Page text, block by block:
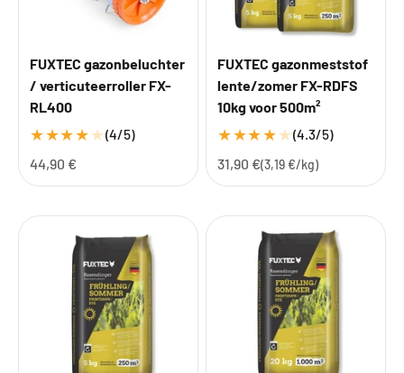
FUXTEC gazonbeluchter
/ verticuteerroller FX-
RL400
★★★★★(4/5)
Aanbiedingsprijs
44,90 €
FUXTEC gazonmeststof
lente/zomer FX-RDFS
10kg voor 500m²
★★★★★(4.3/5)
Aanbiedingsprijs
31,90 €(3,19 €/kg)